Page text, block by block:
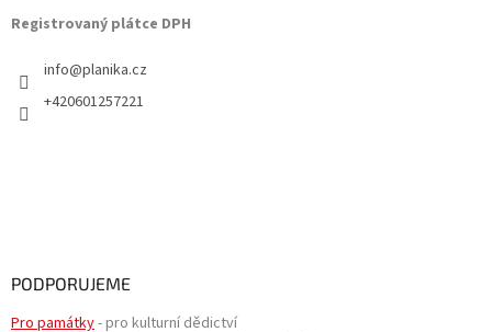
Registrovaný plátce DPH
info@planika.cz
+420601257221
PODPORUJEME
Pro památky- pro kulturní dědictví